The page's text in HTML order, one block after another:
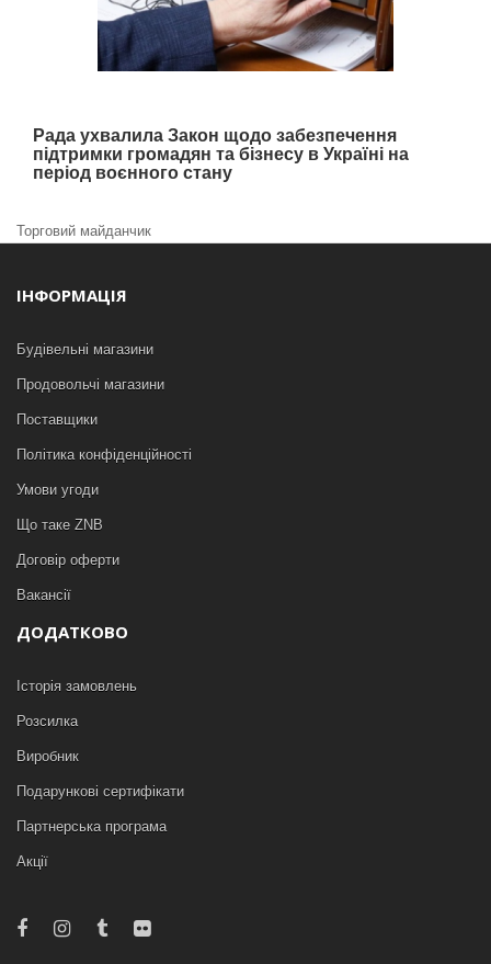
Рада ухвалила Закон щодо забезпечення
підтримки громадян та бізнесу в Україні на
період воєнного стану
Торговий майданчик
ІНФОРМАЦІЯ
Будівельні магазини
Продовольчі магазини
Поставщики
Політика конфіденційності
Умови угоди
Що таке ZNB
Договір оферти
Вакансії
ДОДАТКОВО
Історія замовлень
Розсилка
Виробник
Подарункові сертифікати
Партнерська програма
Акції